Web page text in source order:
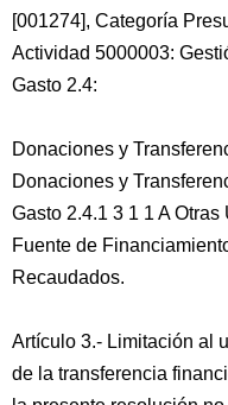
[001274], Categoría
Actividad 5000003:
Gasto 2.4:
Donaciones y
Donaciones y
Gasto 2.4.1 3 1 1 A
Fuente de
Recaudados.
Artículo 3.- Limitación al
de la transferencia